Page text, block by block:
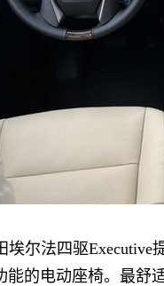
埃尔法四驱Executive
能的电动座椅。最舒